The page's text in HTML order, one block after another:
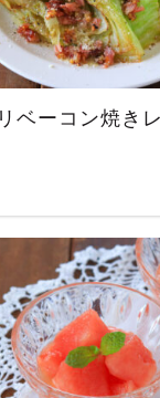
ベーコン焼き